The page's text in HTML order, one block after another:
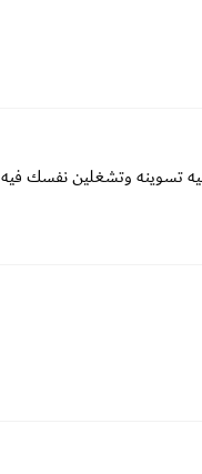
تسوينه وتشغلين نفسك فيه